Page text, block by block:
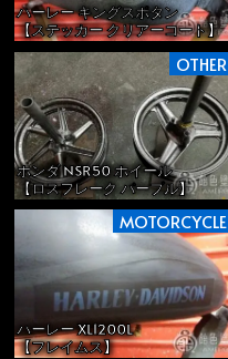
ハーレー キングスポタン
【ステッカー クリアーコート】
OTHER
ホンダ NSR50 ホイール
【ロスフレーク パープル】
MOTORCYCLE
ハーレー XL1200L
【フレイムス】